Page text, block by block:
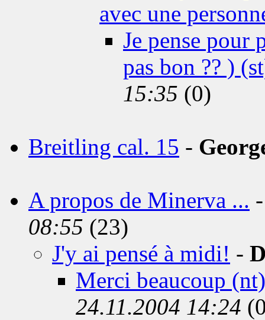
avec une
Je pense pour
pas bon ?? )
15:35 (0)
Breitling cal. 15 -
A propos de Minerva ...
08:55 (23)
J'y ai pensé à midi! -
Merci beaucoup (nt)
24.11.2004 14:24